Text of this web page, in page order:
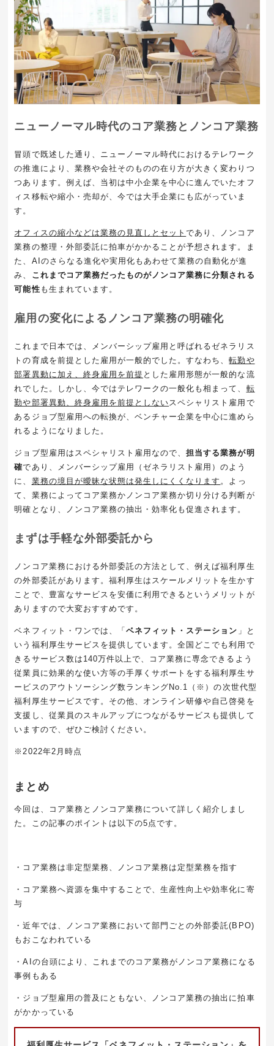
ニューノーマル時代のコア業務とノンコア業務
冒頭で既述した通り、ニューノーマル時代におけるテレワーク
の推進により、業務や会社そのものの在り方が大きく変わりつ
つあります。例えば、当初は中小企業を中心に進んでいたオフ
ィス移転や縮小・売却が、今では大手企業にも広がっていま
す。
オフィスの縮小などは業務の見直しとセットであり、ノンコア
業務の整理・外部委託に拍車がかかることが予想されます。ま
た、 AI のさらなる進化や実用化もあわせて業務の自動化が進
み、 これまでコア業務だったものがノンコア業務に分類される
可能性 も生まれています。
雇用の変化によるノンコア業務の明確化
これまで日本では、メンバーシップ雇用と呼ばれるゼネラリス
トの育成を前提とした雇用が一般的でした。すなわち、転勤や
部署異動に加え、終身雇用を前提 とした雇用形態が一般的な流
れでした。しかし、今ではテレワークの一般化も相まって、 転
勤や部署異動、終身雇用を前提としないスペシャリスト雇用で
あるジョブ型雇用への転換が、ベンチャー企業を中心に進めら
れるようになりました。
ジョブ型雇用はスペシャリスト雇用なので、担当する業務が明
確であり、メンバーシップ雇用（ゼネラリスト雇用）のよう
に、 業務の境目が曖昧な状態は発生しにくくなります 。よっ
て、業務によってコア業務かノンコア業務か切り分ける判断が
明確となり、ノンコア業務の抽出・効率化も促進されます。
まずは手軽な外部委託から
ノンコア業務における外部委託の方法として、例えば福利厚生
の外部委託があります。福利厚生はスケールメリットを生かす
ことで、豊富なサービスを安価に利用できるというメリットが
ありますので大変おすすめです。
ベネフィット・ワンでは、「 ベネフィット・ステーション 」と
いう福利厚生サービスを提供しています。全国どこでも利用で
きるサービス数は 140万件以上で、コア業務に専念できるよう
従業員に効果的な使い方等の手厚くサポートをする福利厚生サ
ービスのアウトソーシング数ランキング No.1 （※）の次世代型
福利厚生サービスです。その他、オンライン研修や自己啓発を
支援し、従業員のスキルアップにつながるサービスも提供して
いますので、ぜひご検討ください。
※2022年2月時点
まとめ
今回は、コア業務とノンコア業務について詳しく紹介しまし
た。この記事のポイントは以下の5点です。
・コア業務は非定型業務、ノンコア業務は定型業務を指す
・コア業務へ資源を集中することで、生産性向上や効率化に寄
与
・近年では、ノンコア業務において部門ごとの外部委託(BPO)
もおこなわれている
・AI の台頭により、これまでのコア業務がノンコア業務になる
事例もある
・ジョブ型雇用の普及にともない、ノンコア業務の抽出に拍車
がかかっている